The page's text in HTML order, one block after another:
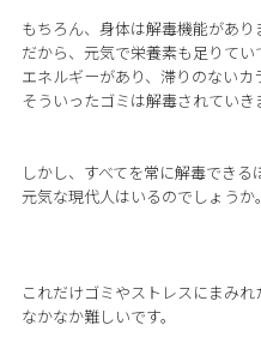
もちろん、身体は解毒機能があり
だから、元気で栄養素も足りて
エネルギーがあり、滞りのないカ
そういったゴミは解毒されていき
しかし、すべてを常に解毒できる
元気な現代人はいるのでしょうか。
これだけゴミやストレスにまみれ
なかなか難しいです。